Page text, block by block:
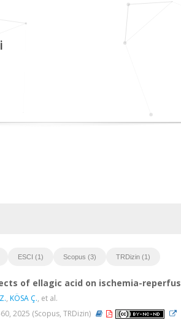
ESCI (1) Scopus (3) TRDizin (1)
of ellagic acid on ischemia-
, KÖSA Ç., et al.
2025 (Scopus, TRDizin)